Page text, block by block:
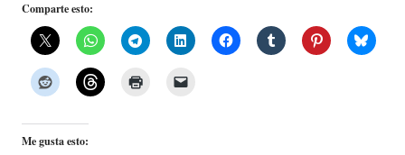
Comparte esto:
Me gusta esto: